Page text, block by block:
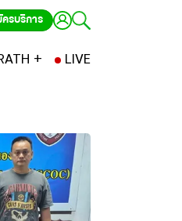
รบริการ
+ LIVE